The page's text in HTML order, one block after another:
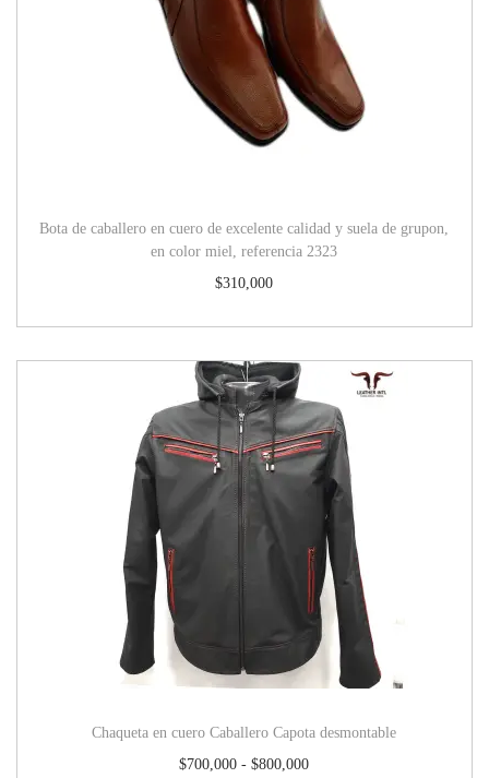
Bota de caballero en cuero de excelente calidad y suela de grupon,
en color miel, referencia 2323
$310,000
Chaqueta en cuero Caballero Capota desmontable
$700,000 - $800,000